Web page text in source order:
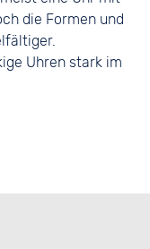
die Formen und
Uhren stark im